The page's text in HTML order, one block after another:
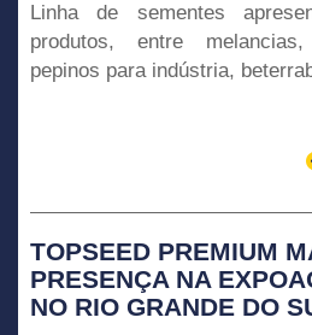
Linha de sementes
produtos, entre
pepinos para indústria,
TOPSEED PREMIUM
PRESENÇA NA
NO RIO GRANDE DO